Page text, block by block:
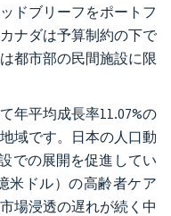
ドブリーフをポートフ
ナダは予算制約の下で
都市部の民間施設に限
年平均成長率11.07%の
域です。日本の人口動
での展開を促進してい
米ドル）の高齢者ケア
場浸透の遅れが続く中